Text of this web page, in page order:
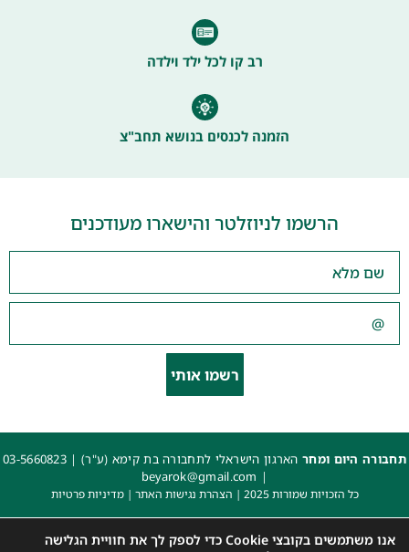
רב קו לכל ילד וילדה
הזמנה לכנסים בנושא תחב"צ
הרשמו לניוזלטר והישארו מעודכנים
רשמו אותי
תחבורה היום ומחרהארגון הישראלי לתחבורה בת קימא (ע"ר) | 03-5660823
|
beyarok@gmail.com
כל הזכויות שמורות 2025 | הצהרת נגישות האתר |מדיניות פרטיות
אנו משתמשים בקובצי Cookie כדי לספק לך את חוויית הגלישה